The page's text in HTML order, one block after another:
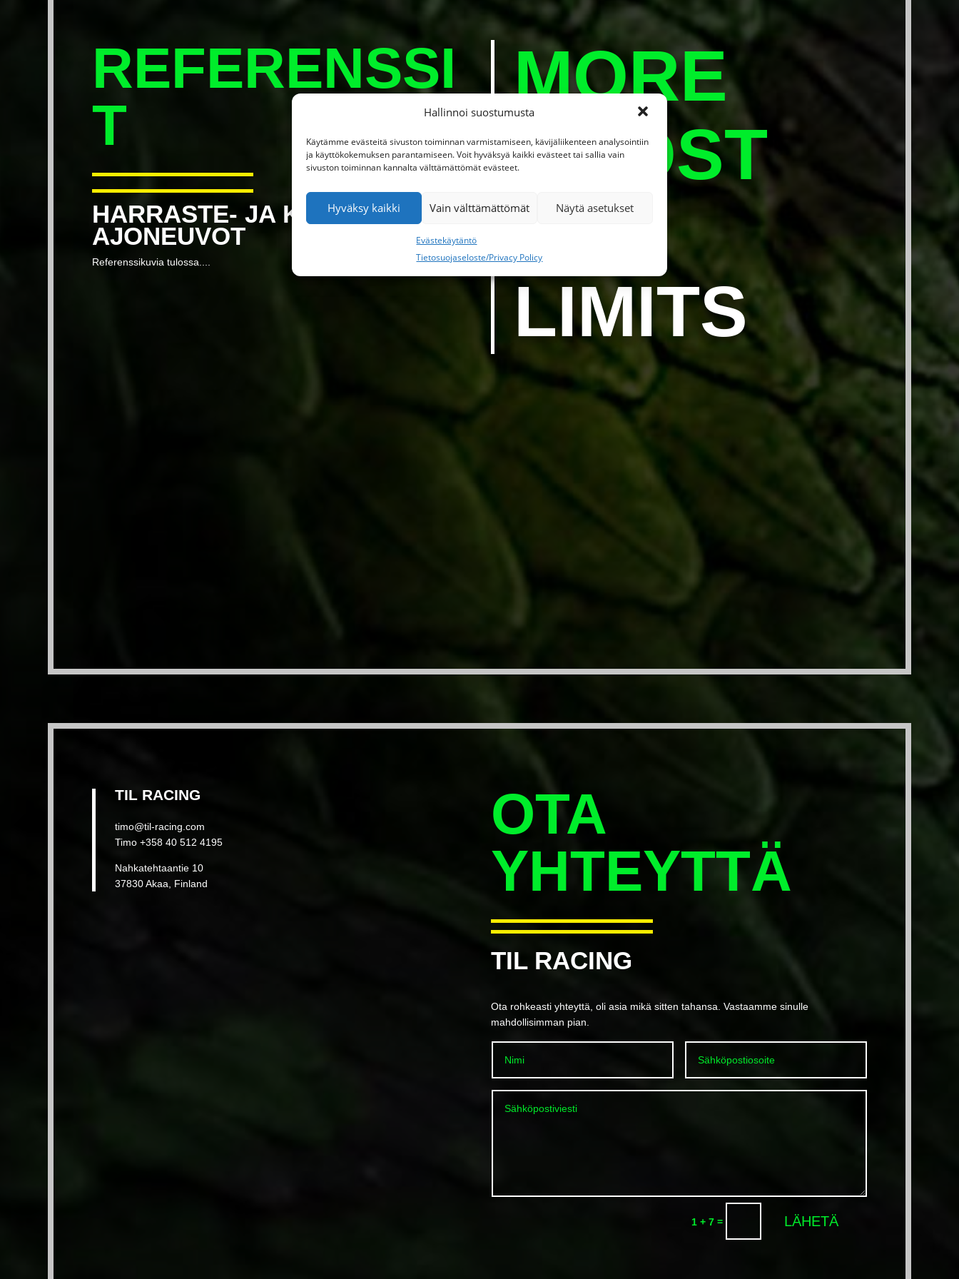
Hallinnoi suostumusta
Käytämme evästeitä sivuston toiminnan varmistamiseen, kävijäliikenteen analysointiin
ja käyttökokemuksen parantamiseen. Voit hyväksyä kaikki evästeet tai sallia vain
sivuston toiminnan kannalta välttämättömät evästeet.
Hyväksy kaikki Vain välttämättömät Näytä asetukset
Evästekäytäntö
Tietosuojaseloste/Privacy Policy
REFERENSSI
T
HARRASTE- JA KILPA-
AJONEUVOT
Referenssikuvia tulossa....
MORE
BOOST
NO
LIMITS
TIL RACING
timo@til-racing.com
Timo +358 40 512 4195
Nahkatehtaantie 10
37830 Akaa, Finland
OTA
YHTEYTTÄ
TIL RACING
Ota rohkeasti yhteyttä, oli asia mikä sitten tahansa. Vastaamme sinulle
mahdollisimman pian.
1 + 7 = LÄHETÄ